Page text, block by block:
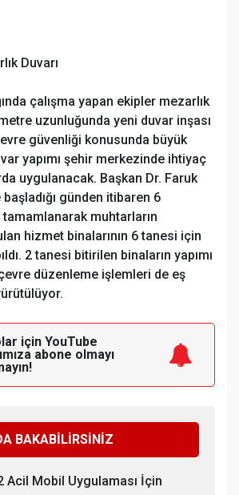
Duvarı
çalışma yapan ekipler mezarlık
uzunluğunda yeni duvar inşası
güvenliği konusunda büyük
yapımı şehir merkezinde ihtiyaç
uygulanacak. Başkan Dr. Faruk
günden itibaren 6
tamamlanarak muhtarların
hizmet binalarının 6 tanesi için
2 tanesi bitirilen binaların yapımı
düzenleme işlemleri de eş
için YouTube
abone olmayı
BAKABİLİRSİNİZ
Acil Mobil Uygulaması İçin